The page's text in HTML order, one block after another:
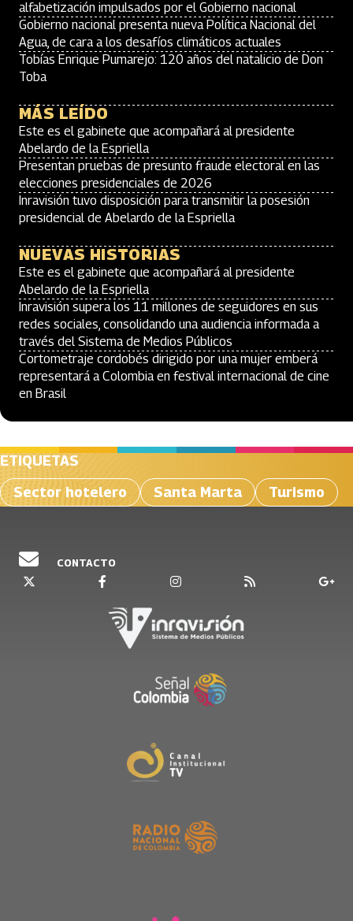
alfabetización impulsados por el Gobierno nacional
Gobierno nacional presenta nueva Política Nacional del
Agua, de cara a los desafíos climáticos actuales
Tobías Enrique Pumarejo: 120 años del natalicio de Don
Toba
MÁS LEÍDO
Este es el gabinete que acompañará al presidente
Abelardo de la Espriella
Presentan pruebas de presunto fraude electoral en las
elecciones presidenciales de 2026
Inravisión tuvo disposición para transmitir la posesión
presidencial de Abelardo de la Espriella
NUEVAS HISTORIAS
Este es el gabinete que acompañará al presidente
Abelardo de la Espriella
Inravisión supera los 11 millones de seguidores en sus
redes sociales, consolidando una audiencia informada a
través del Sistema de Medios Públicos
Cortometraje cordobés dirigido por una mujer emberá
representará a Colombia en festival internacional de cine
en Brasil
ETIQUETAS
Sector hotelero
Santa Marta Turismo
CONTACTO